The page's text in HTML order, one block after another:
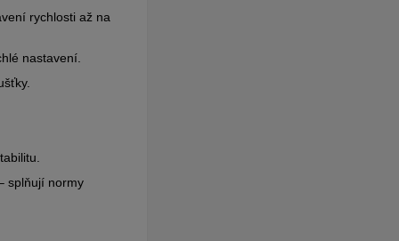
rychlosti až na
nastavení.
splňují normy